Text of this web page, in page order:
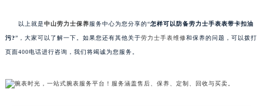
以上就是中山劳力士保养服务中心为您分享的“怎样可以防备劳力士手表表带卡扣油
污?”，大家可以了解一下。如果您还有其他关于劳力士手表维修和保养的问题，可以拨打
页面400电话进行咨询，我们将竭诚为您服务。